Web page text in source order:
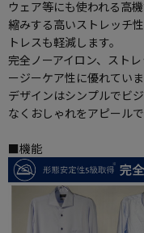
ウェア等にも使われる高
縮みする高いストレッチ
トレスも軽減します。
完全ノーアイロン、スト
ージーケア性に優れていま
デザインはシンプルでビ
なくおしゃれをアピールで
■機能